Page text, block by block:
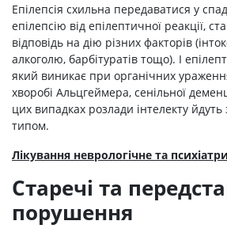
Епілепсія схильна передаватися у
епілепсію від епілептичної реакції,
відповідь на дію різних факторів
алкоголю, барбітуратів тощо). І
який виникає при органічних
хворобі Альцгеймера, сенільної
цих випадках розлади інтелекту йдуть
типом.
Лікування неврологічне та
Старечі та
порушення